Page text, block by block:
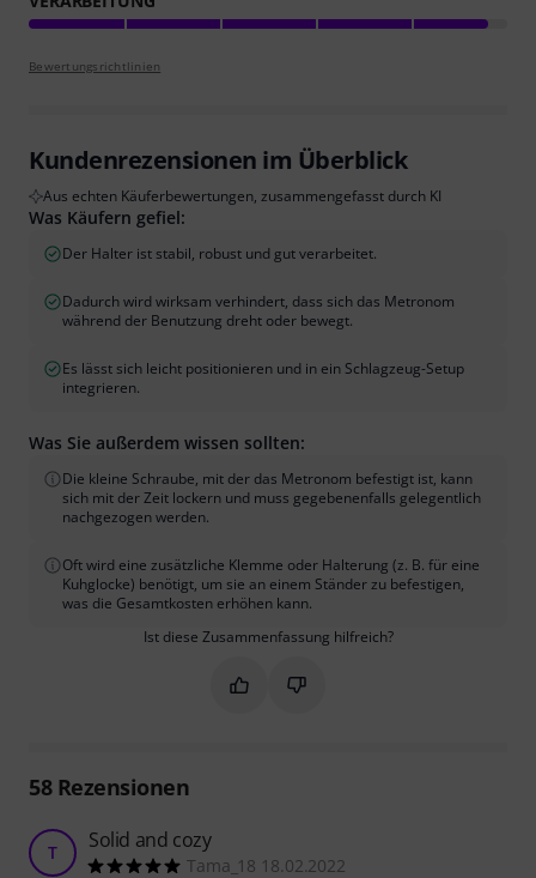
Bewertungsrichtlinien
Kundenrezensionen im Überblick
Aus echten Käuferbewertungen, zusammengefasst durch KI
Was Käufern gefiel:
Der Halter ist stabil, robust und gut verarbeitet.
Dadurch wird wirksam verhindert, dass sich das Metronom
während der Benutzung dreht oder bewegt.
Es lässt sich leicht positionieren und in ein Schlagzeug-Setup
integrieren.
Was Sie außerdem wissen sollten:
Die kleine Schraube, mit der das Metronom befestigt ist, kann
sich mit der Zeit lockern und muss gegebenenfalls gelegentlich
nachgezogen werden.
Oft wird eine zusätzliche Klemme oder Halterung (z. B. für eine
Kuhglocke) benötigt, um sie an einem Ständer zu befestigen,
was die Gesamtkosten erhöhen kann.
Ist diese Zusammenfassung hilfreich?
Markieren Sie diese
Markieren Sie diese
58Rezensionen
T Solid and cozy
Tama_18 18.02.2022